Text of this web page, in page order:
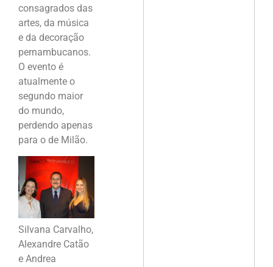
consagrados das
artes, da música
e da decoração
pernambucanos.
O evento é
atualmente o
segundo maior
do mundo,
perdendo apenas
para o de Milão.
Silvana Carvalho,
Alexandre Catão
e Andrea